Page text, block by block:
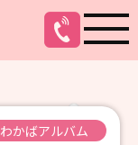
わかばアルバム